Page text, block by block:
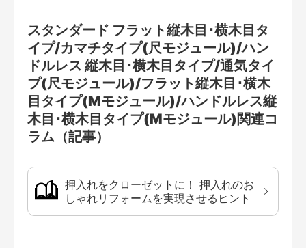
スタンダード フラット縦木目･横木目タ
イプ/カマチタイプ(尺モジュール)/ハン
ドルレス 縦木目･横木目タイプ/通気タイ
プ(尺モジュール)/フラット縦木目･横木
目タイプ(Mモジュール)/ハンドルレス縦
木目･横木目タイプ(Mモジュール)関連コ
ラム（記事）
押入れをクローゼットに！ 押入れのお
しゃれリフォームを実現させるヒント